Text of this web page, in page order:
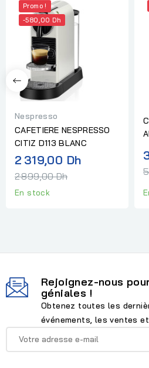
Promo !
-580,00 Dh
Nespresso
CAFETIERE NESPRESSO
CITIZ D113 BLANC
2 319,00 DhPrix
2 899,00 Dh
En stock
Rejoignez-nous
géniales !
Obtenez toutes les
événements, les ventes